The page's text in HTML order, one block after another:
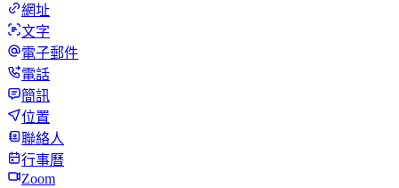
網址
文字
電子郵件
電話
簡訊
位置
聯絡人
行事曆
Zoom